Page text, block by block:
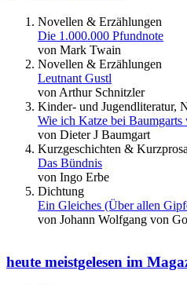
Novellen & Erzählungen
Die 1.000.000 Pfundnote
von Mark Twain
Novellen & Erzählungen
Leutnant Gustl
von Arthur Schnitzler
Kinder- und Jugendliteratur,
Wie ich Katze bei
von Dieter J Baumgart
Kurzgeschichten & Kurzprosa
Das Bündnis
von Ingo Erbe
Dichtung
Ein Gleiches (Über allen
von Johann Wolfgang von
heute meistgelesen im